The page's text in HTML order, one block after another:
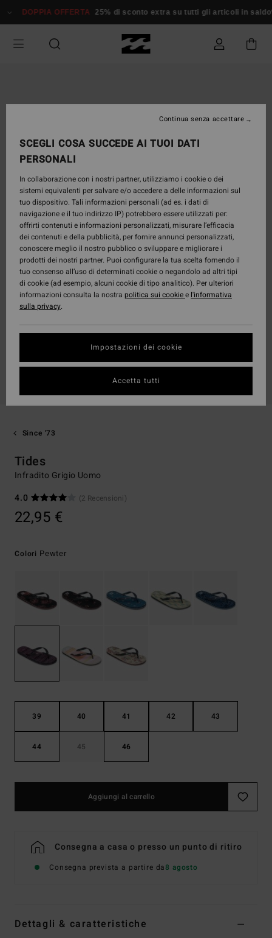
alle
prodotto
DOPPIA OFFERTA 25% di sconto extra su tutti gli articoli in
Since '73
Tides
Infradito Grigio Uomo
4.0
(2 Recensioni)
22,95 €
Colori Pewter
39 40 41 42 43
44 45 46
Aggiungi al carrello
Consegna a casa o presso un punto di ritiro
Consegna prevista a partire da8 agosto
Dettagli & caratteristiche
SCEGLI COSA SUCCEDE AI TUOI DATI
PERSONALI
In collaborazione con i nostri partner, utilizziamo i cookie o dei
sistemi equivalenti per salvare e/o accedere a delle informazioni sul
tuo dispositivo. Tali informazioni personali (ad es. i dati di
navigazione e il tuo indirizzo IP) potrebbero essere utilizzati per:
offrirti contenuti e informazioni personalizzati, misurare l’efficacia
dei contenuti e della pubblicità, per fornire annunci personalizzati,
conoscere meglio il nostro pubblico o sviluppare e migliorare i
prodotti dei nostri partner. Puoi configurare la tua scelta fornendo il
tuo consenso all’uso di determinati cookie o negandolo ad altri tipi
di cookie (ad esempio, alcuni cookie di tipo analitico). Per ulteriori
informazioni consulta la nostra politica sui cookiee l'informativa
sulla privacy.
Impostazioni dei cookie
Continua senza accettare
Accetta tutti